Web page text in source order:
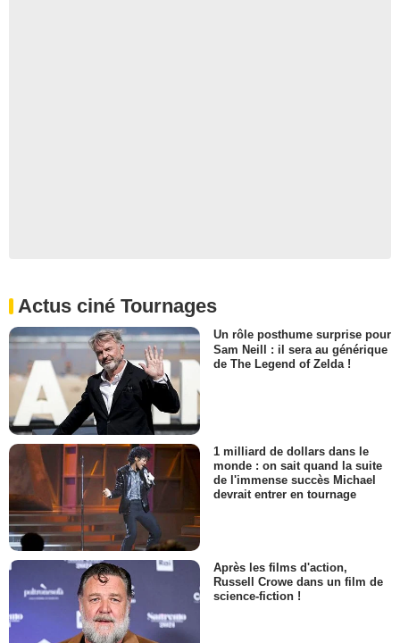
Actus ciné Tournages
Un rôle posthume surprise pour
Sam Neill : il sera au générique
de The Legend of Zelda !
1 milliard de dollars dans le
monde : on sait quand la suite
de l'immense succès Michael
devrait entrer en tournage
Après les films d'action,
Russell Crowe dans un film de
science-fiction !